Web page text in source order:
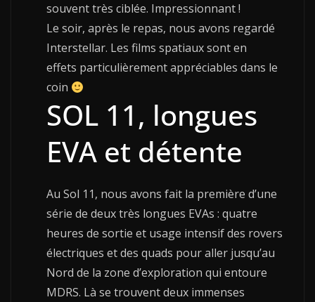
souvent très ciblée. Impressionnant !
Le soir, après le repas, nous avons regardé
Interstellar. Les films spatiaux sont en
effets particulièrement appréciables dans le
coin
SOL 11, longues
EVA et détente
Au Sol 11, nous avons fait la première d’une
série de deux très longues EVAs : quatre
heures de sortie et usage intensif des rovers
électriques et des quads pour aller jusqu’au
Nord de la zone d’exploration qui entoure
MDRS. Là se trouvent deux immenses